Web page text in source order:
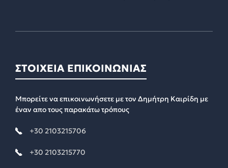
ΣΤΟΙΧΕΙΑ ΕΠΙΚΟΙΝΩΝΙΑΣ
Μπορείτε να επικοινωνήσετε με τον Δημήτρη Καιρίδη με
έναν απο τους παρακάτω τρόπους
+30 2103215706
+30 2103215770